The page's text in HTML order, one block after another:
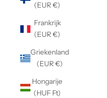
(EUR €)
Frankrijk
(EUR €)
Griekenland
(EUR €)
Hongarije
(HUF Ft)